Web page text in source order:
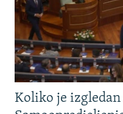
Koliko je